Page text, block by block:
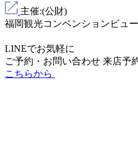
主催:(公財)
福岡観光コンベンションビュ
LINEでお気軽に
ご予約・お問い合わせ 来店予
こちらから